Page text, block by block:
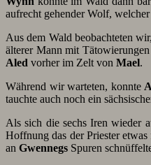
aufrecht gehender Wolf,
Aus dem Wald beobachteten
älterer Mann mit
Aled vorher im Zelt von Mael.
Während wir warteten, konnte
tauchte auch noch ein
Als sich die sechs Iren wieder
Hoffnung das der Priester
an Gwennegs Spuren